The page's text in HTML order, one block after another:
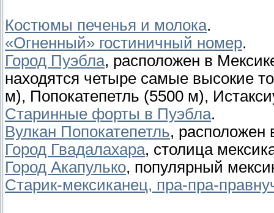
Костюмы печенья и молока.
«Огненный» гостиничный номер.
Город Пуэбла, расположен в
находятся четыре самые высокие
м), Попокатепетль (5500 м),
Старинные форты в Пуэбла.
Вулкан Попокатепетль, расположен
Город Гвадалахара, столица
Город Акапулько, популярный
Старик-мексиканец, пра-пра-